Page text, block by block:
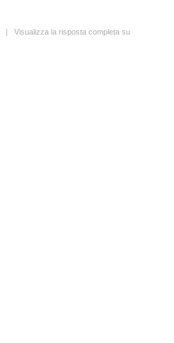
| Visualizza la risposta completa su